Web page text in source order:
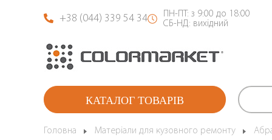
+38 (044) 339 54 34
ПН-ПТ: з 9:00 до 18:00
СБ-НД: вихідний
КАТАЛОГ ТОВАРІВ
Головна Матеріали для кузовного ремонту